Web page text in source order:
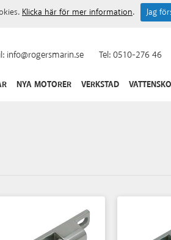
info@rogersmarin.se Tel:0510-276 46
NYA MOTORER VERKSTAD
Klicka här för mer information. Jag